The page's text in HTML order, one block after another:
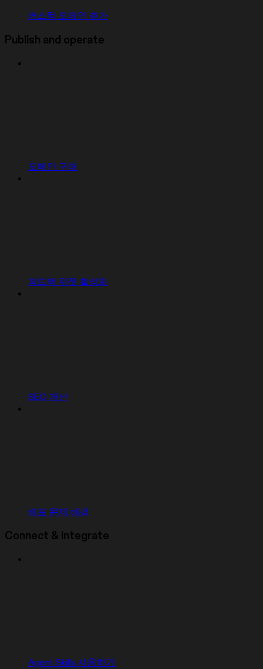
커스텀 도메인 추가
Publish and operate
도메인 구매
피드백 위젯 활성화
SEO 개선
배포 문제 해결
Connect & integrate
Agent Skills 사용하기